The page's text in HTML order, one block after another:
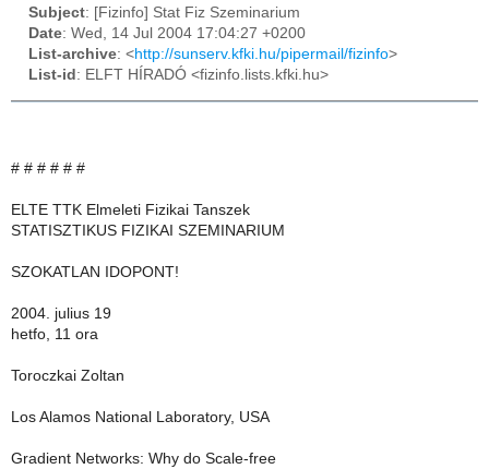
Subject: [Fizinfo] Stat Fiz Szeminarium
Date: Wed, 14 Jul 2004 17:04:27 +0200
List-archive: <http://sunserv.kfki.hu/pipermail/fizinfo>
List-id : ELFT HÍRADÓ <fizinfo.lists.kfki.hu>
# # # # # #
ELTE TTK Elmeleti Fizikai Tanszek
STATISZTIKUS FIZIKAI SZEMINARIUM
SZOKATLAN IDOPONT!
2004. julius 19
hetfo, 11 ora
Toroczkai Zoltan
Los Alamos National Laboratory, USA
Gradient Networks: Why do Scale-free